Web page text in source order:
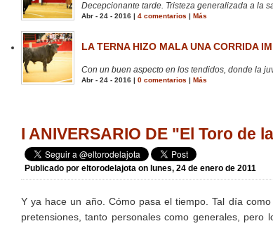
Decepcionante tarde. Tristeza generalizada a la
Abr - 24 - 2016 | 4 comentarios | Más
LA TERNA HIZO MALA UNA CORRIDA
Con un buen aspecto en los tendidos, donde la
Abr - 24 - 2016 | 0 comentarios Más
I ANIVERSARIO DE "El Toro de
Publicado por eltorodelajota on lunes, 24 de enero de 2011
Y ya hace un año. Cómo pasa el tiempo. Tal día
pretensiones, tanto personales como generales,